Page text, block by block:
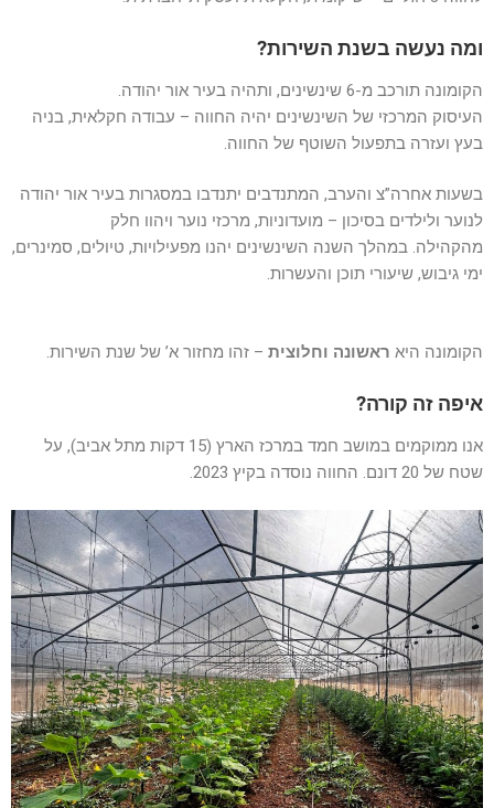
ומה נעשה בשנת השירות?
הקומונה תורכב מ-6 שינשינים, ותהיה בעיר אור יהודה.
העיסוק המרכזי של השינשינים יהיה החווה – עבודה חקלאית, בניה
בעץ ועזרה בתפעול השוטף של החווה.
בשעות אחרה”צ והערב, המתנדבים יתנדבו במסגרות בעיר אור יהודה
לנוער ולילדים בסיכון – מועדוניות, מרכזי נוער ויהוו חלק
מהקהילה. במהלך השנה השינשינים יהנו מפעילויות, טיולים, סמינרים,
ימי גיבוש, שיעורי תוכן והעשרות.
הקומונה היא ראשונה וחלוצית – זהו מחזור א’ של שנת השירות.
איפה זה קורה?
אנו ממוקמים במושב חמד במרכז הארץ (15 דקות מתל אביב), על
שטח של 20 דונם. החווה נוסדה בקיץ 2023.